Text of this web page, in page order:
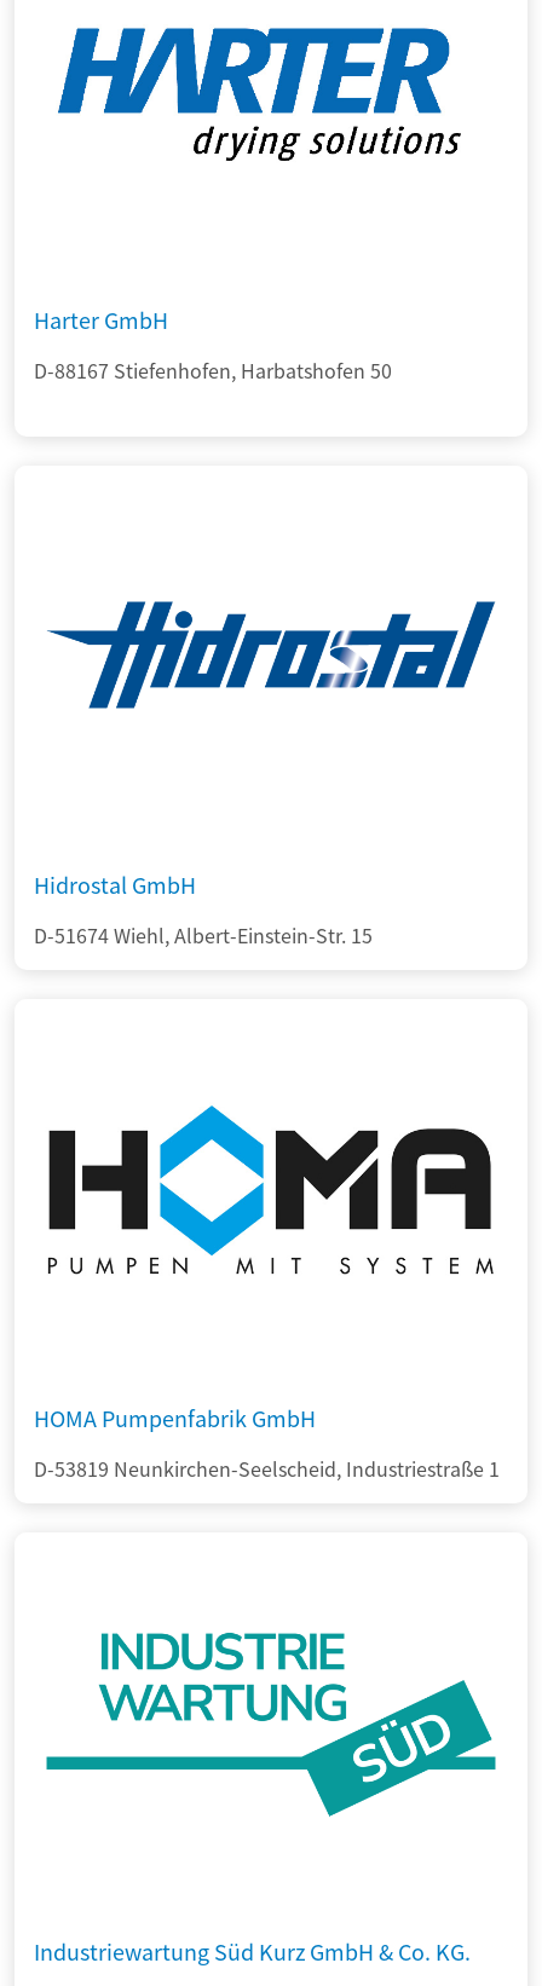
Harter GmbH
D-88167 Stiefenhofen, Harbatshofen 50
Hidrostal GmbH
D-51674 Wiehl, Albert-Einstein-Str. 15
HOMA Pumpenfabrik GmbH
D-53819 Neunkirchen-Seelscheid, Industriestraße 1
Industriewartung Süd Kurz GmbH & Co. KG.